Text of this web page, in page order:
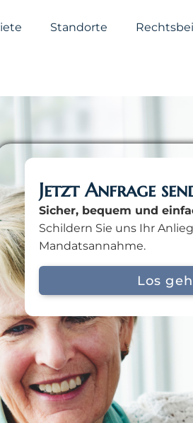
Standorte
Jetzt Anfrage
Sicher, bequem und
Schildern Sie uns Ihr
Mandatsannahme.
Los